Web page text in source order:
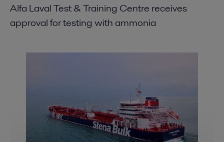
Alfa Laval Test & Training Centre receives
approval for testing with ammonia